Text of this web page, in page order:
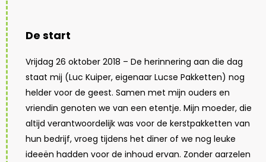
De start
Vrijdag 26 oktober 2018 – De herinnering aan die dag
staat mij (Luc Kuiper, eigenaar Lucse Pakketten) nog
helder voor de geest. Samen met mijn ouders en
vriendin genoten we van een etentje. Mijn moeder, die
altijd verantwoordelijk was voor de kerstpakketten van
hun bedrijf, vroeg tijdens het diner of we nog leuke
ideeën hadden voor de inhoud ervan. Zonder aarzelen